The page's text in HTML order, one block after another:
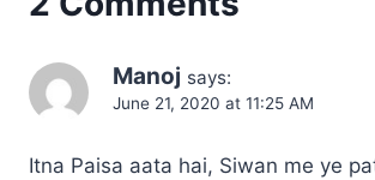
Manoj says:
June 21, 2020 at 11:25 AM
Itna Paisa aata hai, Siwan me ye